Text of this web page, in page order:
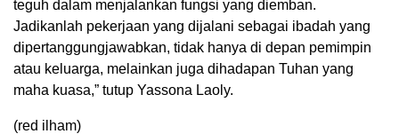
teguh dalam menjalankan fungsi yang diemban.
Jadikanlah pekerjaan yang dijalani sebagai ibadah yang
dipertanggungjawabkan, tidak hanya di depan pemimpin
atau keluarga, melainkan juga dihadapan Tuhan yang
maha kuasa,” tutup Yassona Laoly.
(red ilham)